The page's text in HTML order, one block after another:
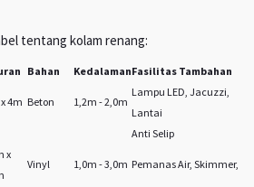
tentang kolam renang:
Bahan KedalamanFasilitas Tambahan
4m Beton 1,2m - 2,0m
Lampu LED, Jacuzzi,
Lantai
Anti Selip
x
Vinyl 1,0m - 3,0m Pemanas Air, Skimmer,